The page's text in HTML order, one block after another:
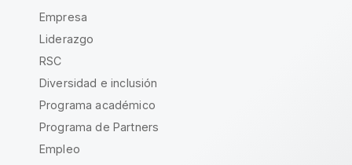
Empresa
Liderazgo
RSC
Diversidad e inclusión
Programa académico
Programa de Partners
Empleo